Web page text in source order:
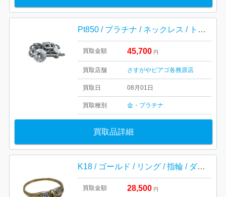
Pt850 / プラチナ / ネックレス / トップ / ダイヤモンド / アクセサリー
買取金額 45,700 円
買取店舗 さすがやピアゴ各務原店
買取日 08月01日
買取種別 金・プラチナ
買取品詳細
K18 / ゴールド / リング / 指輪 / ダイヤモンド / アクセサリー / 貴金属
買取金額 28,500 円